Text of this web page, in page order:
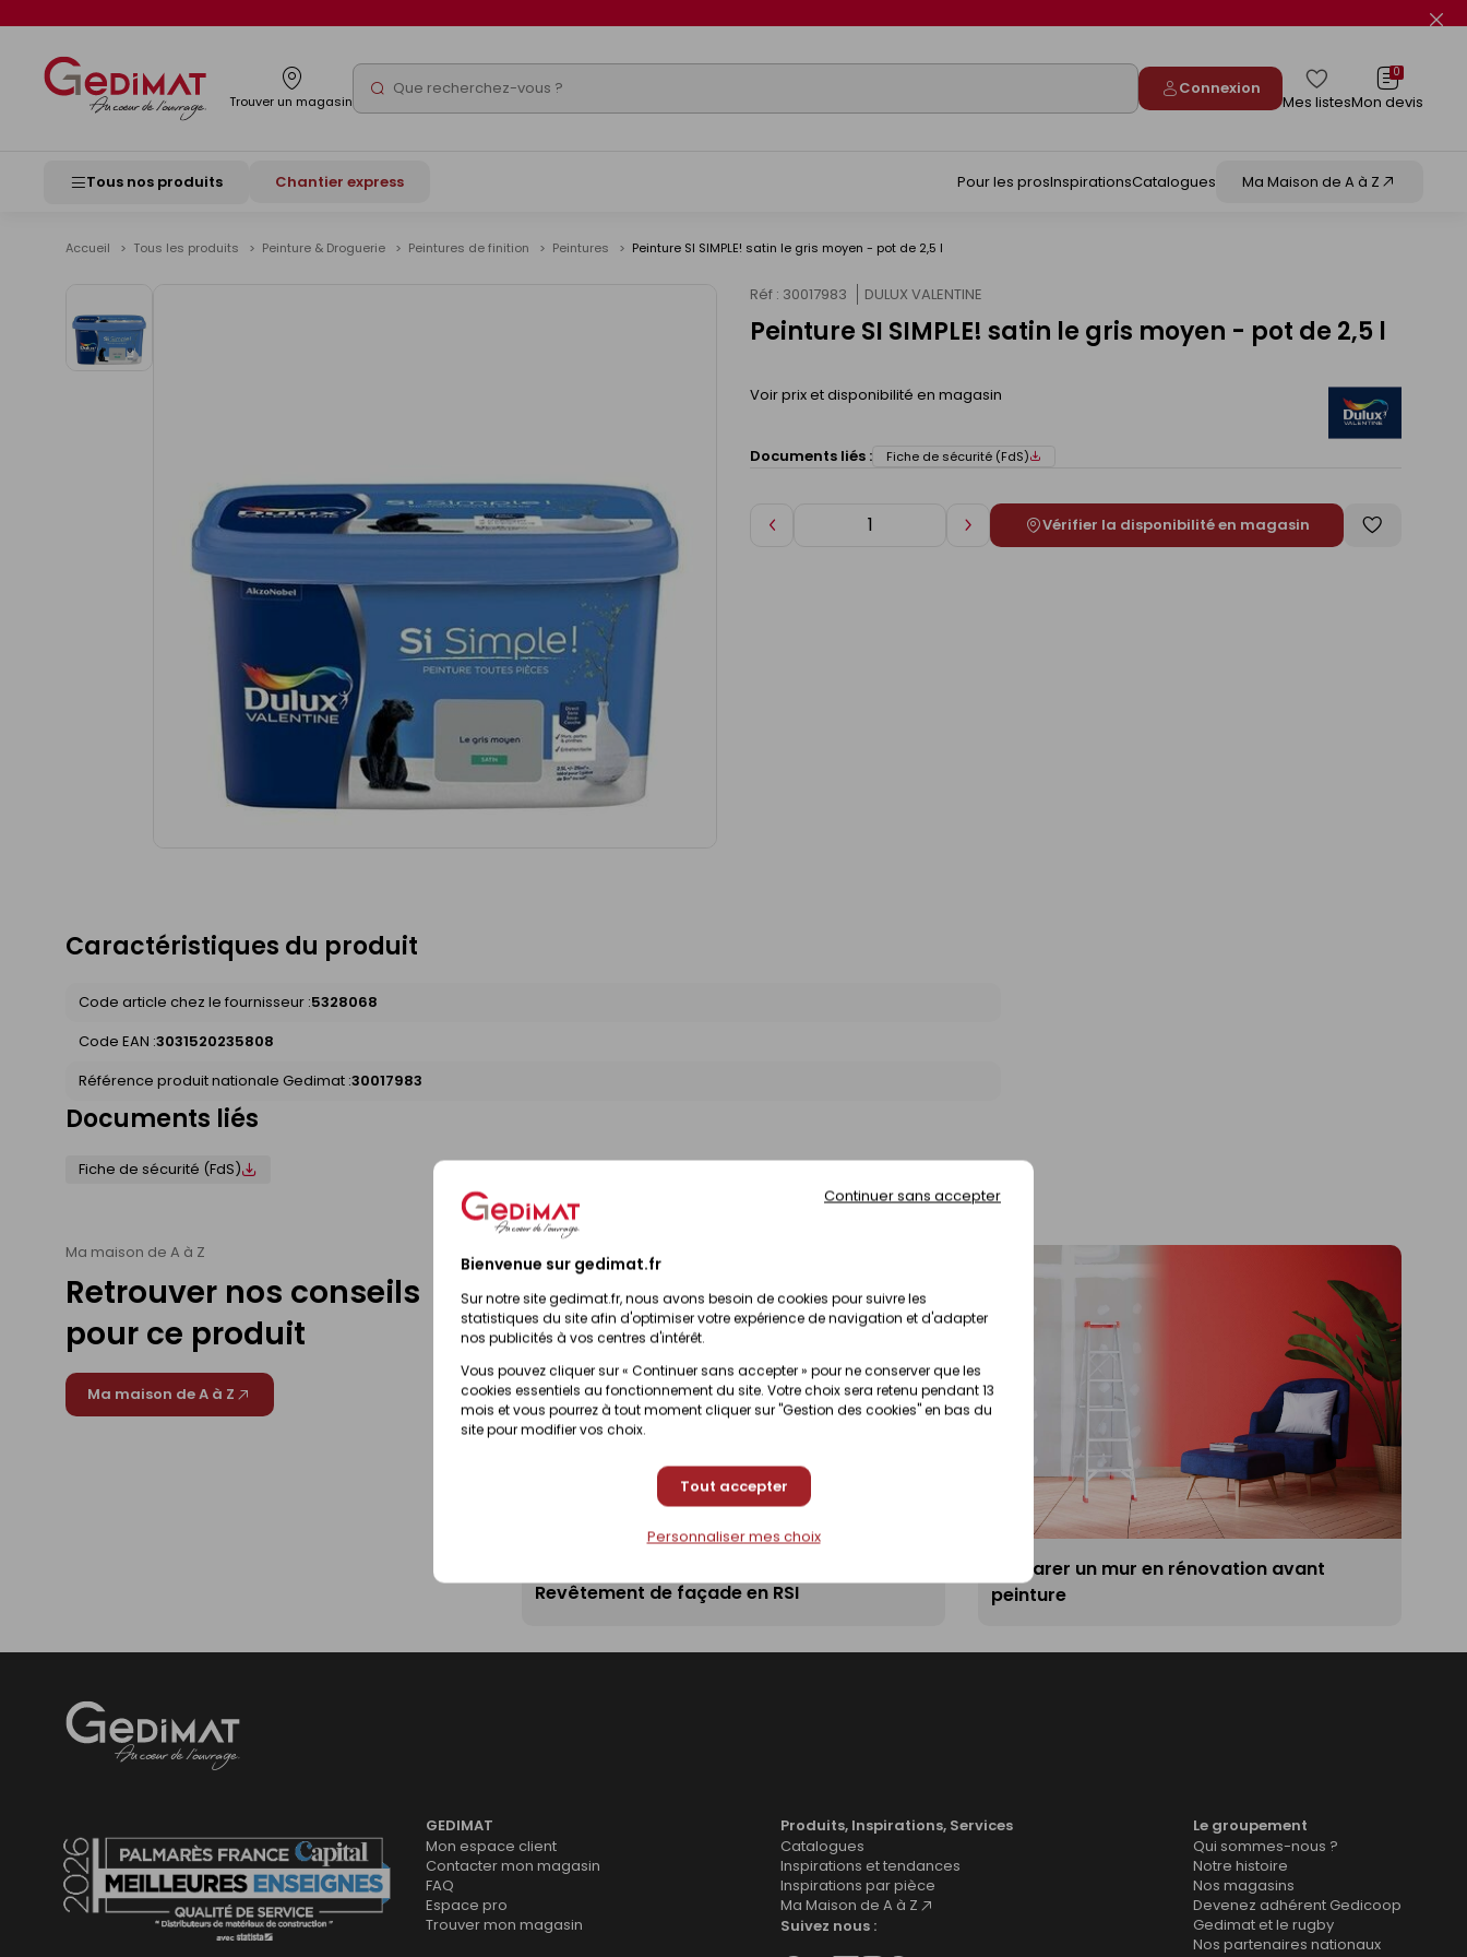
Bienvenue sur gedimat.fr
Sur notre site gedimat.fr, nous avons besoin de cookies pour suivre les
statistiques du site afin d'optimiser votre expérience de navigation et d'adapter
nos publicités à vos centres d'intérêt.
Vous pouvez cliquer sur « Continuer sans accepter » pour ne conserver que les
cookies essentiels au fonctionnement du site. Votre choix sera retenu pendant 13
mois et vous pourrez à tout moment cliquer sur "Gestion des cookies" en bas du
site pour modifier vos choix.
Tout accepter
Continuer sans accepter
Personnaliser mes choix
Trouver un magasin Rechercher Connexion
Mes listes
0
Mon devis
Tous nos produits Chantier express Pour les prosInspirationsCatalogues Ma Maison de A à Z
Accueil Tous les produits Peinture & Droguerie Peintures de finition Peintures Peinture SI SIMPLE! satin le gris moyen - pot de 2,5 l
Réf : 30017983 DULUX VALENTINE
Peinture SI SIMPLE! satin le gris moyen - pot de 2,5 l
Voir prix et disponibilité en magasin
Documents liés : Fiche de sécurité (FdS)
Diminuer AugmenterVérifier la disponibilité en magasin
Enregistrer
Caractéristiques du produit
Code article chez le fournisseur :5328068
Code EAN :3031520235808
Référence produit nationale Gedimat :30017983
Documents liés
Fiche de sécurité (FdS)
Ma maison de A à Z
Retrouver nos conseils
pour ce produit
Ma maison de A à Z
Revêtement de façade en RSI
Préparer un mur en rénovation avant
peinture
GEDIMAT
Mon espace client
Contacter mon magasin
FAQ
Espace pro
Trouver mon magasin
Produits, Inspirations, Services
Catalogues
Inspirations et tendances
Inspirations par pièce
Ma Maison de A à Z
Suivez nous :
Le groupement
Qui sommes-nous ?
Notre histoire
Nos magasins
Devenez adhérent Gedicoop
Gedimat et le rugby
Nos partenaires nationaux